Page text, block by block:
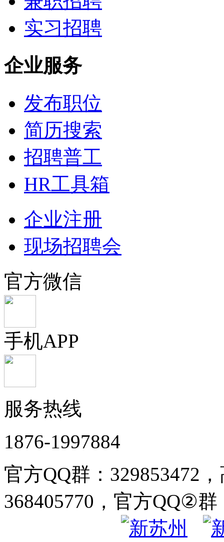
实习招聘
企业服务
发布职位
简历搜索
招聘普工
HR工具箱
企业注册
现场招聘会
官方微信
手机APP
服务热线
1876-1997884
官方QQ群：329853472
368405770，官方QQ②群